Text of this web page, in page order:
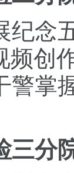
五
频创
警掌
三分